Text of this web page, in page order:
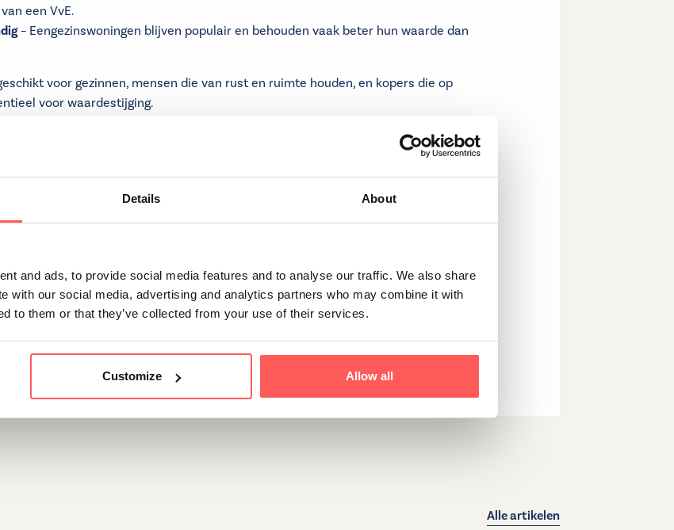
Details About
and ads, to provide social media features and to analyse our traffic. We also share
with our social media, advertising and analytics partners who may combine it with
to them or that they’ve collected from your use of their services.
Customize Allow all
een VvE.
– Eengezinswoningen blijven populair en behouden vaak beter hun waarde dan
voor gezinnen, mensen die van rust en ruimte houden, en kopers die op
voor waardestijging.
een eengezinswoning hangt af van je persoonlijke situatie. Wil je betaalbaar en
Alle artikelen